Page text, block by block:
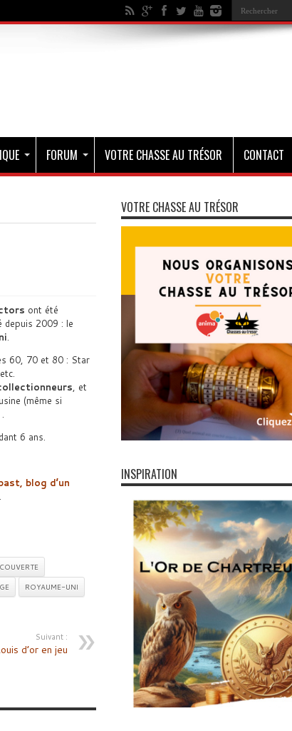
FORUM VOTRE CHASSE AU TRÉSOR CONTACT
ont été
depuis 2009 : le
.
60, 70 et 80 : Star
, et
(même si
6 ans.
blog d’un
.
ROYAUME-UNI
Suivant :
d’or en jeu
VOTRE CHASSE AU TRÉSOR
INSPIRATION